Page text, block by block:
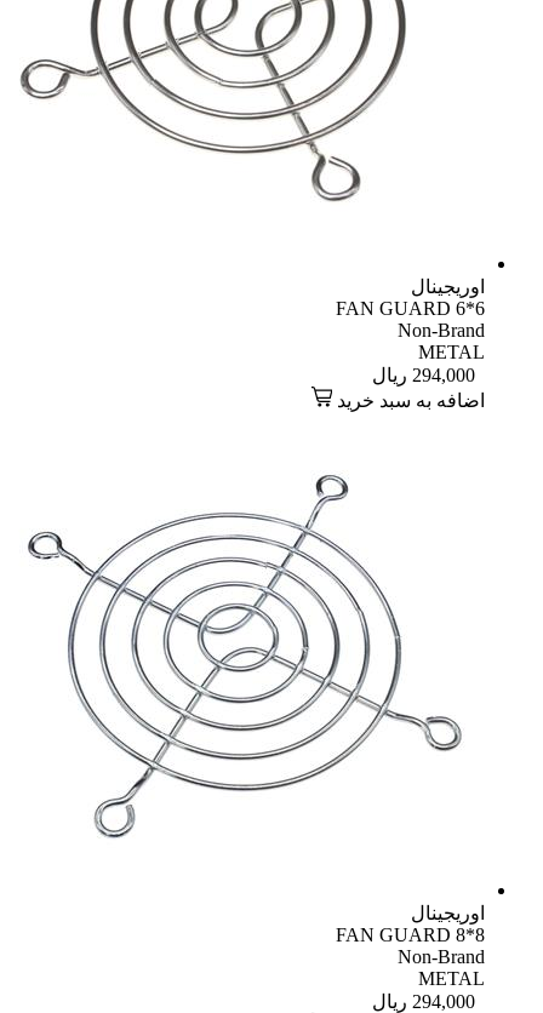
اوریجینال
FAN GUARD 6*6
Non-Brand
METAL
294,000 ریال
اضافه به سبد خرید
اوریجینال
FAN GUARD 8*8
Non-Brand
METAL
294,000 ریال